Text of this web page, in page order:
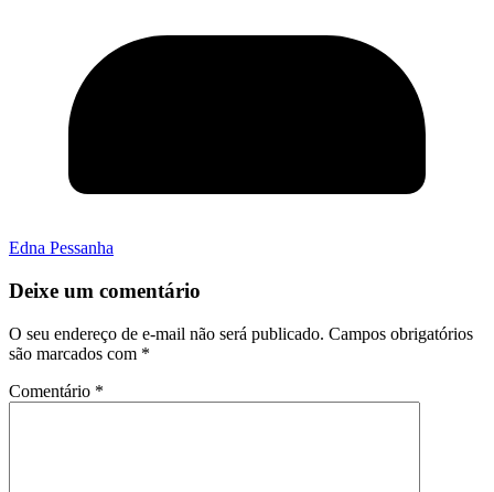
Edna Pessanha
Deixe um comentário
O seu endereço de e-mail não será publicado. Campos obrigatórios
são marcados com *
Comentário *